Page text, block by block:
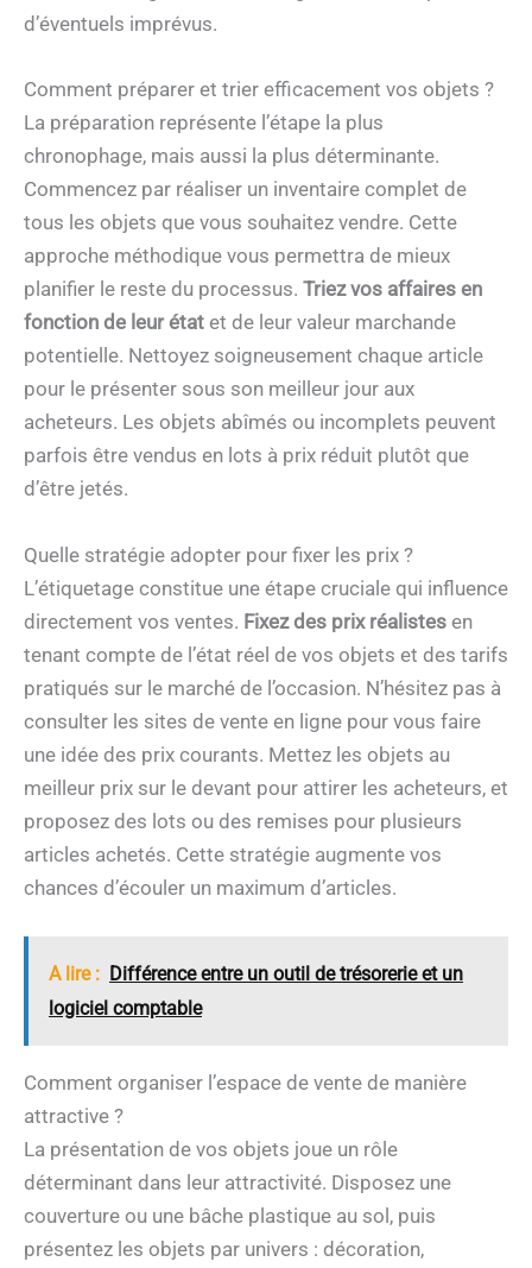
d’éventuels imprévus.
Comment préparer et trier efficacement vos objets ?
La préparation représente l’étape la plus
chronophage, mais aussi la plus déterminante.
Commencez par réaliser un inventaire complet de
tous les objets que vous souhaitez vendre. Cette
approche méthodique vous permettra de mieux
planifier le reste du processus. Triez vos affaires en
fonction de leur état et de leur valeur marchande
potentielle. Nettoyez soigneusement chaque article
pour le présenter sous son meilleur jour aux
acheteurs. Les objets abîmés ou incomplets peuvent
parfois être vendus en lots à prix réduit plutôt que
d’être jetés.
Quelle stratégie adopter pour fixer les prix ?
L’étiquetage constitue une étape cruciale qui influence
directement vos ventes. Fixez des prix réalistes en
tenant compte de l’état réel de vos objets et des tarifs
pratiqués sur le marché de l’occasion. N’hésitez pas à
consulter les sites de vente en ligne pour vous faire
une idée des prix courants. Mettez les objets au
meilleur prix sur le devant pour attirer les acheteurs, et
proposez des lots ou des remises pour plusieurs
articles achetés. Cette stratégie augmente vos
chances d’écouler un maximum d’articles.
A lire : Différence entre un outil de trésorerie et un
logiciel comptable
Comment organiser l’espace de vente de manière
attractive ?
La présentation de vos objets joue un rôle
déterminant dans leur attractivité. Disposez une
couverture ou une bâche plastique au sol, puis
présentez les objets par univers : décoration,